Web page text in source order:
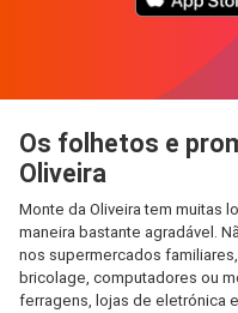
Os folhetos e
Oliveira
Monte da Oliveira tem muitas
maneira bastante agradável.
nos supermercados
bricolage, computadores ou
ferragens, lojas de eletrónica